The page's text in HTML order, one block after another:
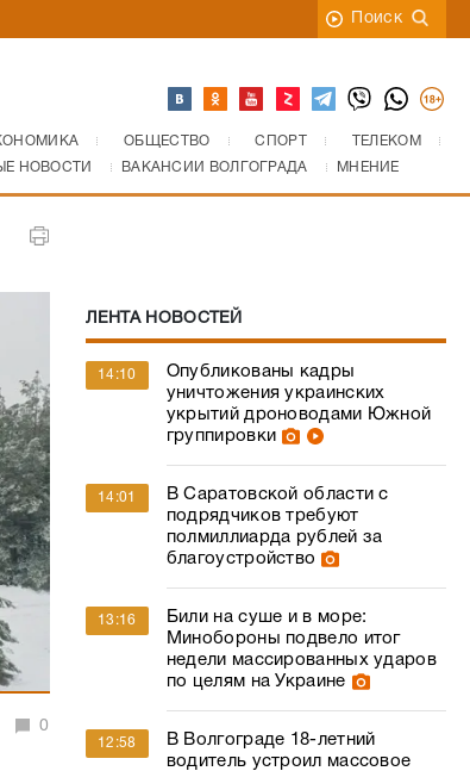
Поиск
ОБЩЕСТВО СПОРТ
ТЕЛЕКОМ
НОВОСТИ ВАКАНСИИ ВОЛГОГРАДА МНЕНИЕ
0
ЛЕНТА НОВОСТЕЙ
14:10
Опубликованы кадры
уничтожения украинских
укрытий дроноводами Южной
группировки
14:01
В Саратовской области с
подрядчиков требуют
полмиллиарда рублей за
благоустройство
13:16
Били на суше и в море:
Минобороны подвело итог
недели массированных ударов
по целям на Украине
12:58
В Волгограде 18-летний
водитель устроил массовое